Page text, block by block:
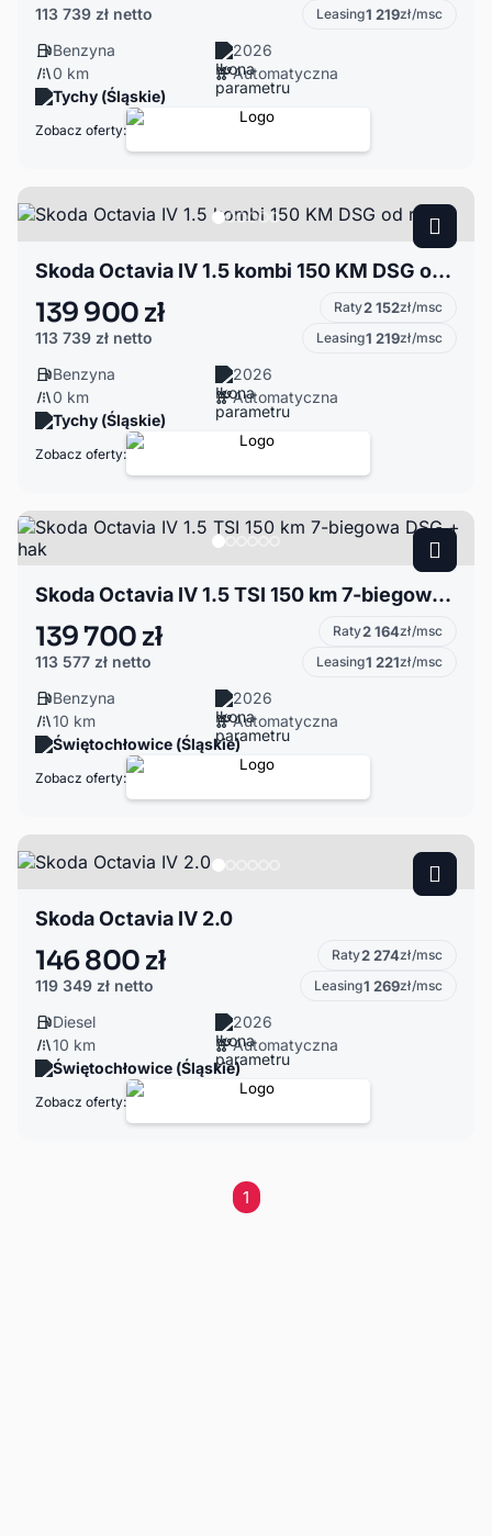
113 739 zł netto
Leasing1 219zł/msc
Benzyna
2026
0 km
Automatyczna
Tychy (Śląskie)
Zobacz oferty:
Skoda Octavia IV 1.5 kombi 150 KM DSG od ręki
139 900 zł
113 739 zł netto
Raty2 152zł/msc
Leasing1 219zł/msc
Benzyna
2026
0 km
Automatyczna
Tychy (Śląskie)
Zobacz oferty:
Skoda Octavia IV 1.5 TSI 150 km 7-biegowa DSG + hak
139 700 zł
113 577 zł netto
Raty2 164zł/msc
Leasing1 221zł/msc
Benzyna
2026
10 km
Automatyczna
Świętochłowice (Śląskie)
Zobacz oferty:
Skoda Octavia IV 2.0
146 800 zł
119 349 zł netto
Raty2 274zł/msc
Leasing1 269zł/msc
Diesel
2026
10 km
Automatyczna
Świętochłowice (Śląskie)
Zobacz oferty:
1